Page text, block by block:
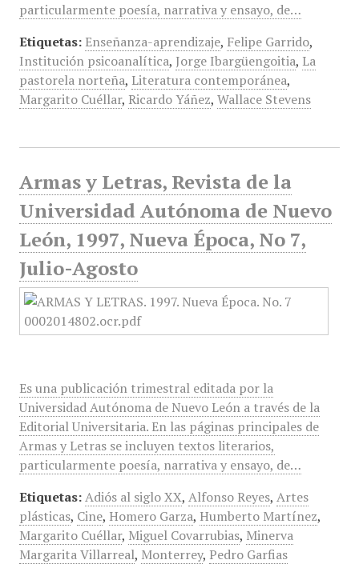
particularmente poesía, narrativa y ensayo, de…
Etiquetas: Enseñanza-aprendizaje, Felipe Garrido,
Institución psicoanalítica, Jorge Ibargüengoitia, La
pastorela norteña, Literatura contemporánea,
Margarito Cuéllar, Ricardo Yáñez, Wallace Stevens
Armas y Letras, Revista de la
Universidad Autónoma de Nuevo
León, 1997, Nueva Época, No 7,
Julio-Agosto
Es una publicación trimestral editada por la
Universidad Autónoma de Nuevo León a través de la
Editorial Universitaria. En las páginas principales de
Armas y Letras se incluyen textos literarios,
particularmente poesía, narrativa y ensayo, de…
Etiquetas: Adiós al siglo XX, Alfonso Reyes, Artes
plásticas, Cine, Homero Garza, Humberto Martínez,
Margarito Cuéllar, Miguel Covarrubias, Minerva
Margarita Villarreal, Monterrey, Pedro Garfias